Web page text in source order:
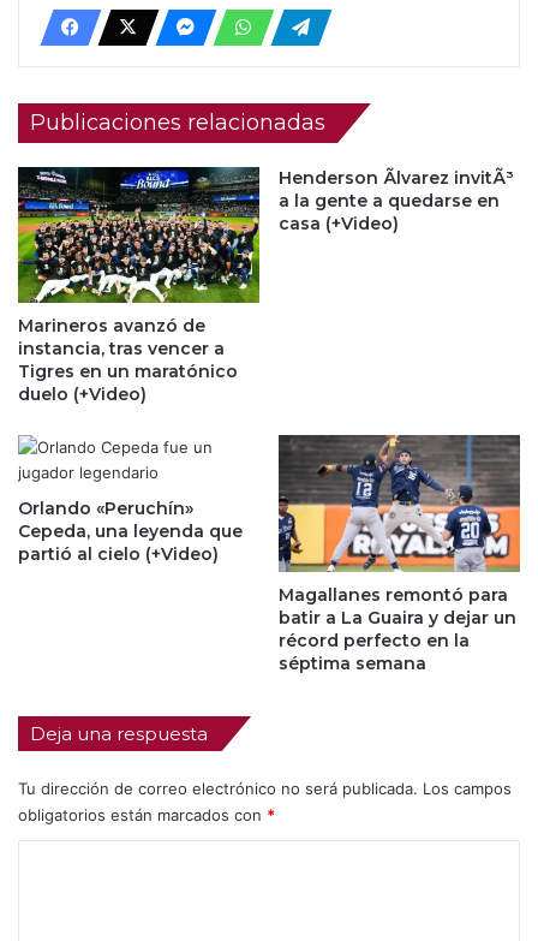
Publicaciones relacionadas
Marineros avanzó de
instancia, tras vencer a
Tigres en un maratónico
duelo (+Video)
Henderson Ãlvarez invitÃ³
a la gente a quedarse en
casa (+Video)
Orlando «Peruchín»
Cepeda, una leyenda que
partió al cielo (+Video)
Magallanes remontó para
batir a La Guaira y dejar un
récord perfecto en la
séptima semana
Deja una respuesta
Tu dirección de correo electrónico no será publicada. Los campos
obligatorios están marcados con *